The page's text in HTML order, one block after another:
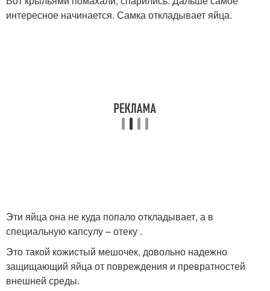
интересное начинается. Самка откладывает яйца.
Эти яйца она не куда попало откладывает, а в
специальную капсулу – отеку .
Это такой кожистый мешочек, довольно надежно
защищающий яйца от повреждения и превратностей
внешней среды.